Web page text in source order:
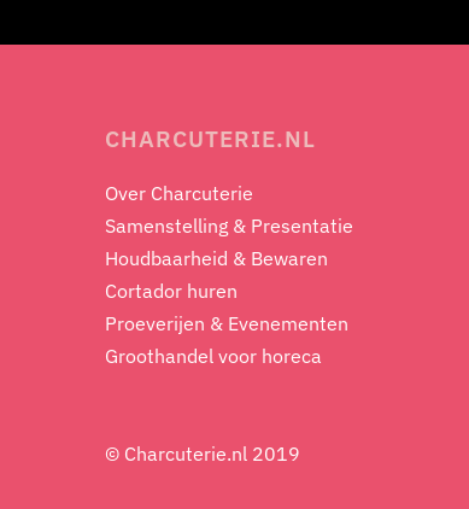
CHARCUTERIE.NL
Over Charcuterie
Samenstelling & Presentatie
Houdbaarheid & Bewaren
Cortador huren
Proeverijen & Evenementen
Groothandel voor horeca
© Charcuterie.nl 2019